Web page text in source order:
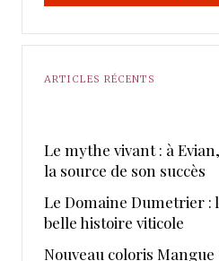
ARTICLES RÉCENTS
Le mythe vivant : à
la source de son succès
Le Domaine Dumetrier :
belle histoire viticole
Nouveau coloris